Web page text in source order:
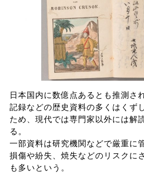
日本国内に数億点あるとも推測さ
記録などの歴史資料の多くはくず
ため、現代では専門家以外には解
る。
一部資料は研究機関などで厳重に
損傷や紛失、焼失などのリスクに
も多いという。